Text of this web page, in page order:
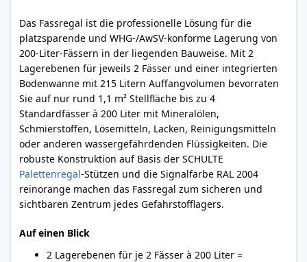
Das Fassregal ist die professionelle Lösung für die
platzsparende und WHG-/AwSV-konforme Lagerung von
200-Liter-Fässern in der liegenden Bauweise. Mit 2
Lagerebenen für jeweils 2 Fässer und einer integrierten
Bodenwanne mit 215 Litern Auffangvolumen bevorraten
Sie auf nur rund 1,1 m² Stellfläche bis zu 4
Standardfässer à 200 Liter mit Mineralölen,
Schmierstoffen, Lösemitteln, Lacken, Reinigungsmitteln
oder anderen wassergefährdenden Flüssigkeiten. Die
robuste Konstruktion auf Basis der SCHULTE
Palettenregal-Stützen und die Signalfarbe RAL 2004
reinorange machen das Fassregal zum sicheren und
sichtbaren Zentrum jedes Gefahrstofflagers.
Auf einen Blick
2 Lagerebenen für je 2 Fässer à 200 Liter =